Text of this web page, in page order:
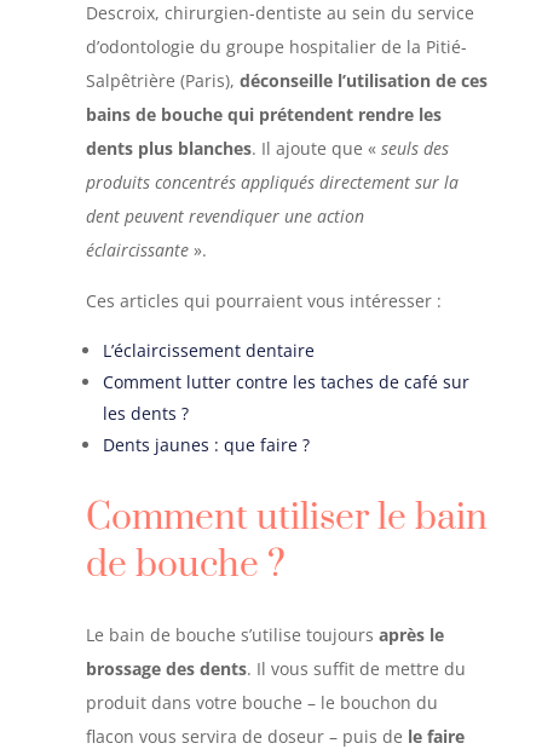
Descroix, chirurgien-dentiste au sein du service
d’odontologie du groupe hospitalier de la Pitié-
Salpêtrière (Paris), déconseille l’utilisation de ces
bains de bouche qui prétendent rendre les
dents plus blanches. Il ajoute que « seuls des
produits concentrés appliqués directement sur la
dent peuvent revendiquer une action
éclaircissante».
Ces articles qui pourraient vous intéresser:
L’éclaircissement dentaire
Comment lutter contre les taches de café sur
les dents ?
Dents jaunes : que faire ?
Comment utiliser le bain
de bouche ?
Le bain de bouche s’utilise toujours après le
brossage des dents. Il vous suffit de mettre du
produit dans votre bouche – le bouchon du
flacon vous servira de doseur – puis de le faire